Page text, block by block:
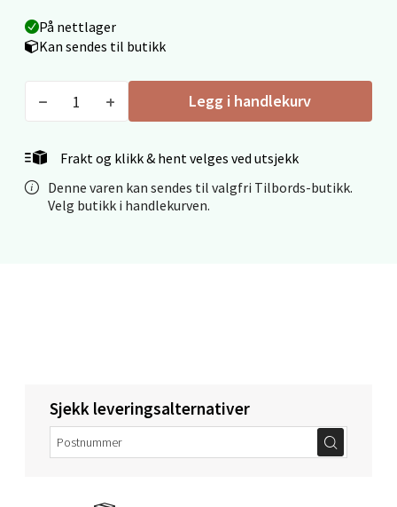
På nettlager
Kan sendes til butikk
Legg i handlekurv
Frakt og klikk & hent velges ved utsjekk
Denne varen kan sendes til valgfri Tilbords-butikk.
Velg butikk i handlekurven.
Sjekk leveringsalternativer
Åpent i dag 09-19
0 i butikk
Ålesund - Thon Senter Moa
Molde - Moldetorget
Torget 1, 6413 Molde